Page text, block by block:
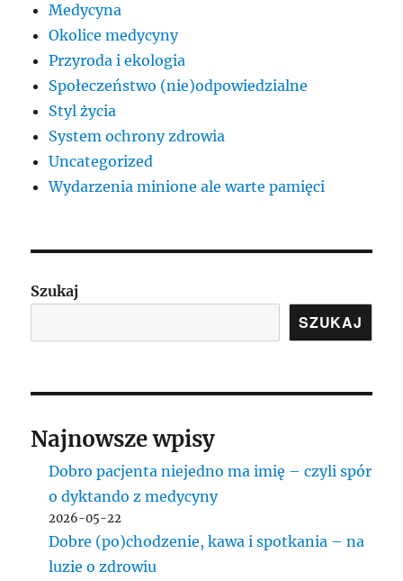
Medycyna
Okolice medycyny
Przyroda i ekologia
Społeczeństwo (nie)odpowiedzialne
Styl życia
System ochrony zdrowia
Uncategorized
Wydarzenia minione ale warte pamięci
Szukaj
SZUKAJ
Najnowsze wpisy
Dobro pacjenta niejedno ma imię – czyli spór
o dyktando z medycyny
2026-05-22
Dobre (po)chodzenie, kawa i spotkania – na
luzie o zdrowiu